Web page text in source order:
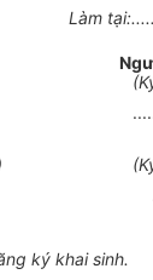
Làm
ký khai sinh.